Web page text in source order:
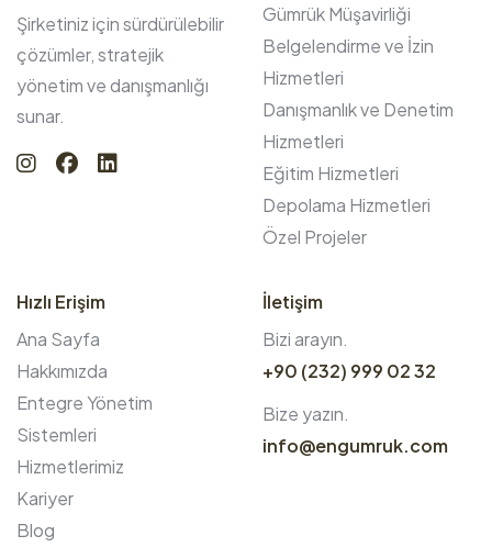
Şirketiniz için sürdürülebilir
çözümler, stratejik
yönetim ve danışmanlığı
sunar.
Gümrük Müşavirliği
Belgelendirme ve İzin
Hizmetleri
Danışmanlık ve Denetim
Hizmetleri
Eğitim Hizmetleri
Depolama Hizmetleri
Özel Projeler
Hızlı Erişim
Ana Sayfa
Hakkımızda
Entegre Yönetim
Sistemleri
Hizmetlerimiz
Kariyer
Blog
İletişim
Bizi arayın.
+90 (232) 999 02 32
Bize yazın.
info@engumruk.com